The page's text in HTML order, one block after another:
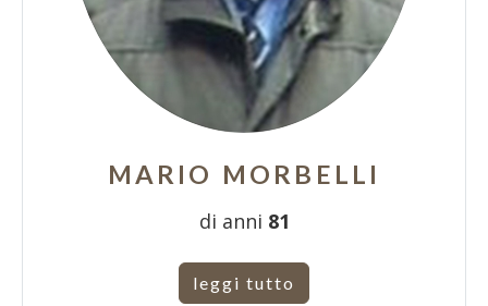
MARIO MORBELLI
di anni 81
leggi tutto